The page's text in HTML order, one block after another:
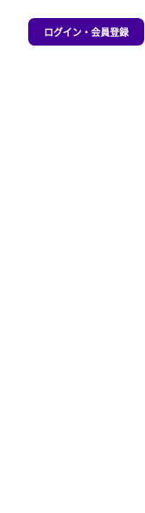
ログイン・会員登録